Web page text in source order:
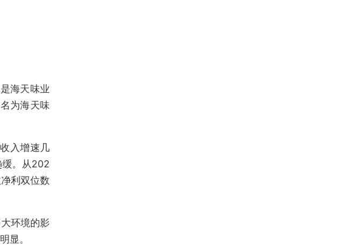
海天味业
为海天味
入增速几
缓。从202
利双位数
环境的影
显。